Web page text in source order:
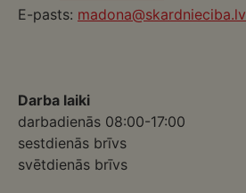
E-pasts: madona@skardnieciba.lv
Darba laiki
darbadienās 08:00-17:00
sestdienās brīvs
svētdienās brīvs